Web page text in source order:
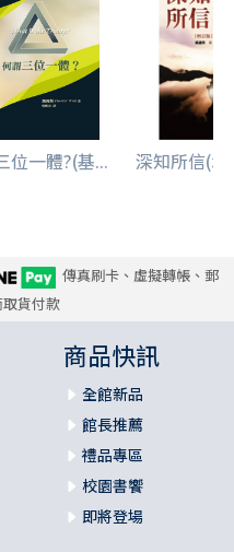
位一體?(基... 深知所信(
傳真刷卡、虛擬轉帳、郵
貨付款
商品快訊
全館新品
館長推薦
禮品專區
校園書饗
即將登場